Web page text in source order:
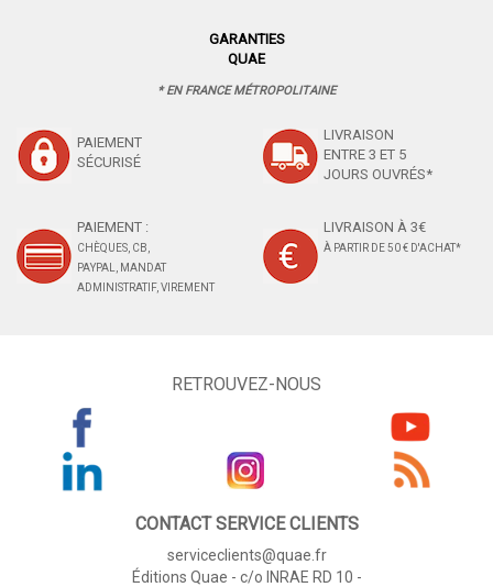
GARANTIES
QUAE
* EN FRANCE MÉTROPOLITAINE
PAIEMENT
SÉCURISÉ
LIVRAISON
ENTRE 3 ET 5
JOURS OUVRÉS*
PAIEMENT :
CHÈQUES, CB,
PAYPAL, MANDAT
ADMINISTRATIF, VIREMENT
LIVRAISON À 3€
À PARTIR DE 50 € D'ACHAT*
RETROUVEZ-NOUS
CONTACT SERVICE CLIENTS
serviceclients@quae.fr
Éditions Quae - c/o INRAE RD 10 -